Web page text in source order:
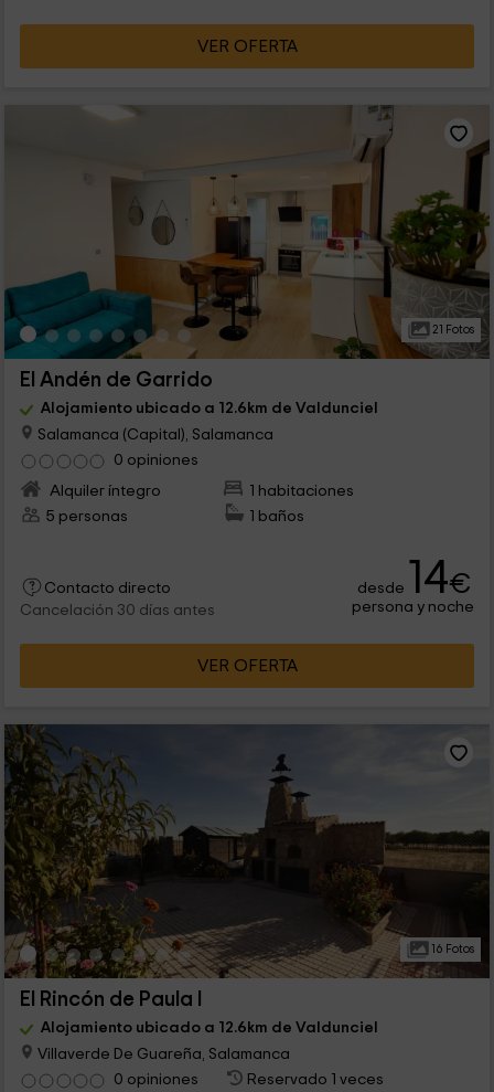
VER OFERTA
21 Fotos
El Andén de Garrido
Alojamiento ubicado a 12.6km de Valdunciel
Salamanca (Capital), Salamanca
0 opiniones
Alquiler íntegro
1 habitaciones
5 personas
1 baños
Contacto directo
Cancelación 30 días antes
desde 14€
persona y noche
VER OFERTA
16 Fotos
El Rincón de Paula I
Alojamiento ubicado a 12.6km de Valdunciel
Villaverde De Guareña, Salamanca
0 opiniones
Reservado 1 veces